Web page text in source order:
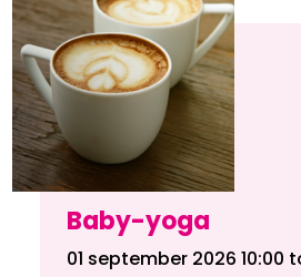
Baby-yoga
01 september 2026 10:00